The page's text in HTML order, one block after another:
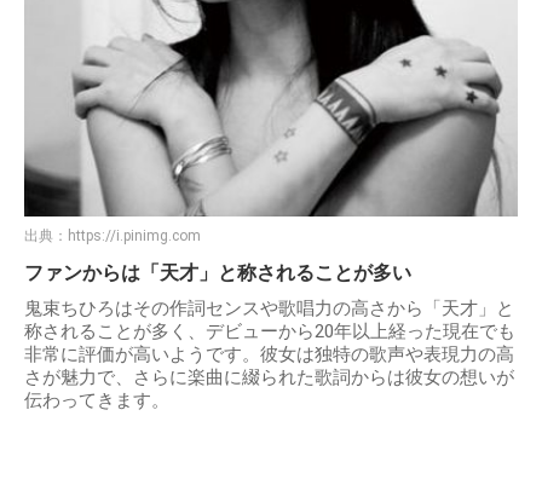
出典： https://i.pinimg.com
ファンからは「天才」と称されることが多い
鬼束ちひろはその作詞センスや歌唱力の高さから「天才」と
称されることが多く、デビューから20年以上経った現在でも
非常に評価が高いようです。彼女は独特の歌声や表現力の高
さが魅力で、さらに楽曲に綴られた歌詞からは彼女の想いが
伝わってきます。